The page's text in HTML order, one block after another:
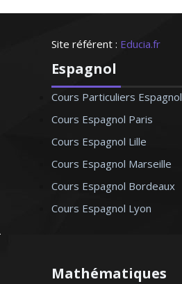
Site référent : Educia.fr
Espagnol
Cours Particuliers Espagnol
Cours Espagnol Paris
Cours Espagnol Lille
Cours Espagnol Marseille
Cours Espagnol Bordeaux
Cours Espagnol Lyon
Mathématiques